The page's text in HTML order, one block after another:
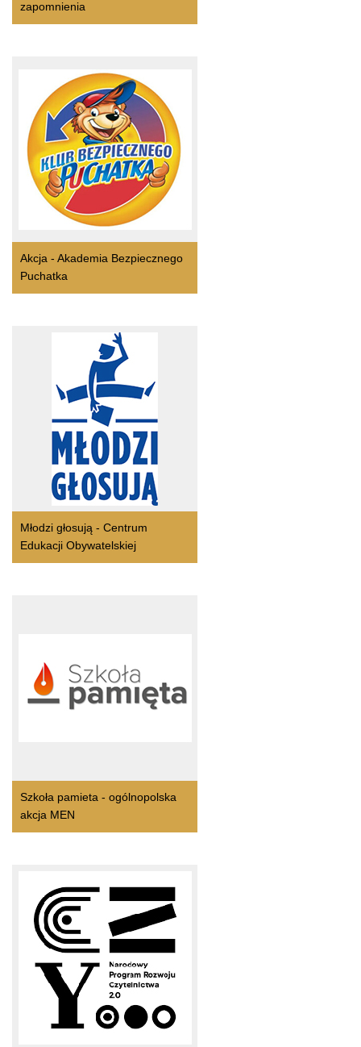
zapomnienia
Akcja - Akademia Bezpiecznego
Puchatka
Młodzi głosują - Centrum
Edukacji Obywatelskiej
Szkoła pamieta - ogólnopolska
akcja MEN